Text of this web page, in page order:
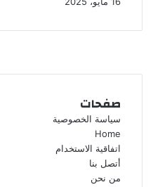
صفحات
سياسة الخصوصية
Home
اتفاقية الاستخدام
أتصل بنا
من نحن